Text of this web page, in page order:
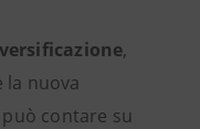
,
nuova
contare su